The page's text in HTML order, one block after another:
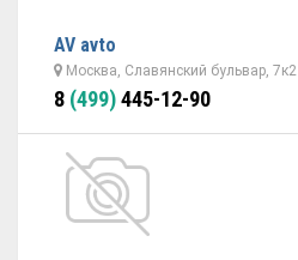
AV avto
Москва, Славянский бульвар, 7к2
8 (499)445-12-90